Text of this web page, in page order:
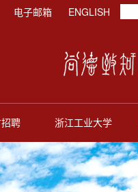
电子邮箱 ENGLISH
聘 浙江工业大学